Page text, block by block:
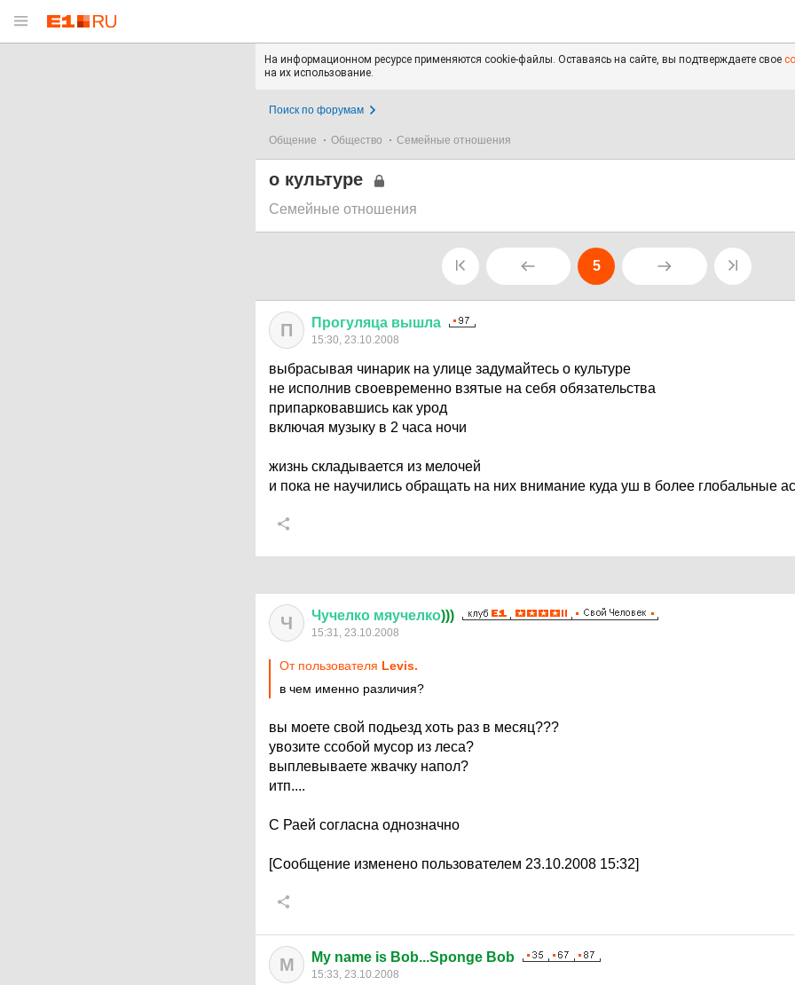
На информационном ресурсе применяются cookie-файлы. Оставаясь на сайте, вы подтверждаете свое
на их использование.
Поиск по форумам
Общение Общество Семейные отношения
о культуре
Семейные отношения
5
П Прогуляца вышла
15:30, 23.10.2008
выбрасывая чинарик на улице задумайтесь о культуре
не исполнив своевременно взятые на себя обязательства
припарковавшись как урод
включая музыку в 2 часа ночи
жизнь складывается из мелочей
и пока не научились обращать на них внимание куда уш в более глобальные
Ч Чучелко мяучелко)))
15:31, 23.10.2008
От пользователя Levis.
в чем именно различия?
вы моете свой подьезд хоть раз в месяц???
увозите ссобой мусор из леса?
выплевываете жвачку напол?
итп....
С Раей согласна однозначно
[Сообщение изменено пользователем 23.10.2008 15:32]
M My name is Bob...Sponge Bob
15:33, 23.10.2008